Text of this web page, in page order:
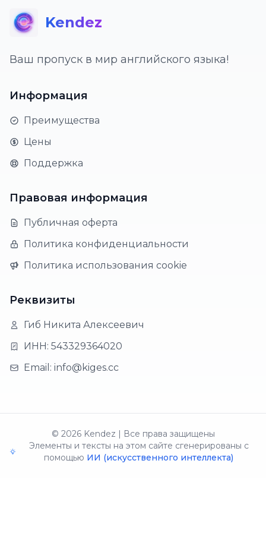
Kendez
Ваш пропуск в мир английского языка!
Информация
Преимущества
Цены
Поддержка
Правовая информация
Публичная оферта
Политика конфиденциальности
Политика использования cookie
Реквизиты
Гиб Никита Алексеевич
ИНН: 543329364020
Email: info@kiges.cc
© 2026Kendez | Все права защищены
Элементы и тексты на этом сайте сгенерированы с
помощью ИИ (искусственного интеллекта)